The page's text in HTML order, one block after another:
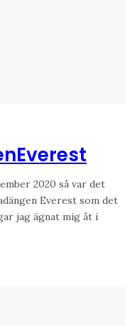
2020 så var det
Everest som det
jag ägnat mig åt i